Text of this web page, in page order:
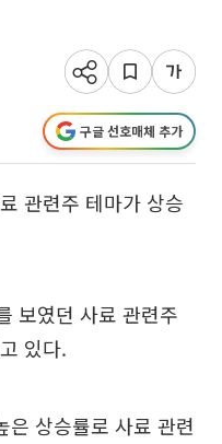
구글 선호매체 추가
관련주 테마가 상승
보였던 사료 관련주
있다.
상승률로 사료 관련